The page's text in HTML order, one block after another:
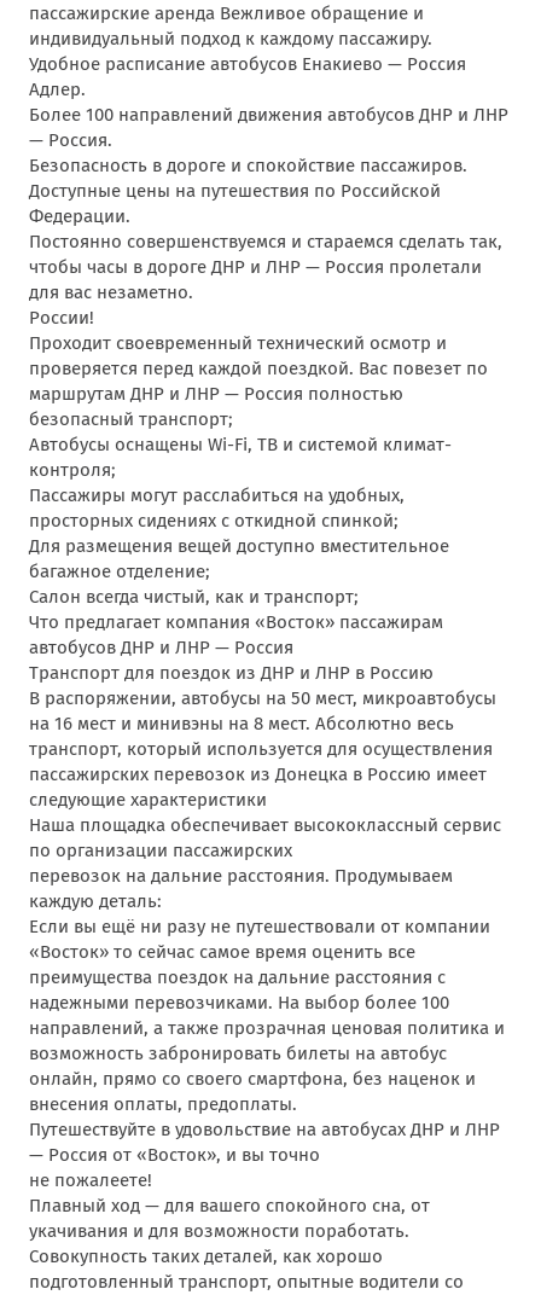
пассажирские аренда Вежливое обращение и
индивидуальный подход к каждому пассажиру.
Удобное расписание автобусов Енакиево — Россия
Адлер.
Более 100 направлений движения автобусов ДНР и ЛНР
— Россия.
Безопасность в дороге и спокойствие пассажиров.
Доступные цены на путешествия по Российской
Федерации.
Постоянно совершенствуемся и стараемся сделать так,
чтобы часы в дороге ДНР и ЛНР — Россия пролетали
для вас незаметно.
России!
Проходит своевременный технический осмотр и
проверяется перед каждой поездкой. Вас повезет по
маршрутам ДНР и ЛНР — Россия полностью
безопасный транспорт;
Автобусы оснащены Wi-Fi, ТВ и системой климат-
контроля;
Пассажиры могут расслабиться на удобных,
просторных сидениях с откидной спинкой;
Для размещения вещей доступно вместительное
багажное отделение;
Салон всегда чистый, как и транспорт;
Что предлагает компания «Восток» пассажирам
автобусов ДНР и ЛНР — Россия
Транспорт для поездок из ДНР и ЛНР в Россию
В распоряжении, автобусы на 50 мест, микроавтобусы
на 16 мест и минивэны на 8 мест. Абсолютно весь
транспорт, который используется для осуществления
пассажирских перевозок из Донецка в Россию имеет
следующие характеристики
Наша площадка обеспечивает высококлассный сервис
по организации пассажирских
перевозок на дальние расстояния. Продумываем
каждую деталь:
Если вы ещё ни разу не путешествовали от компании
«Восток» то сейчас самое время оценить все
преимущества поездок на дальние расстояния с
надежными перевозчиками. На выбор более 100
направлений, а также прозрачная ценовая политика и
возможность забронировать билеты на автобус
онлайн, прямо со своего смартфона, без наценок и
внесения оплаты, предоплаты.
Путешествуйте в удовольствие на автобусах ДНР и ЛНР
— Россия от «Восток», и вы точно
не пожалеете!
Плавный ход — для вашего спокойного сна, от
укачивания и для возможности поработать.
Совокупность таких деталей, как хорошо
подготовленный транспорт, опытные водители со